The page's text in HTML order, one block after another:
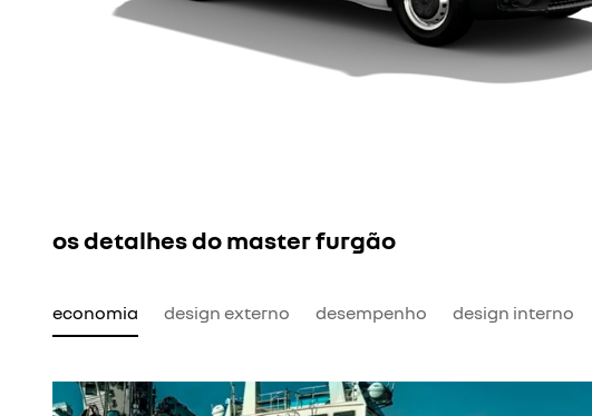
os detalhes do master furgão
economia design externo desempenho design interno